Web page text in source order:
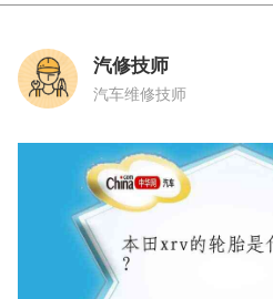
汽修技师
汽车维修技师